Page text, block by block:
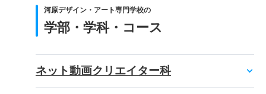
河原デザイン・アート専門学校の
学部・学科・コース
ネット動画クリエイター科